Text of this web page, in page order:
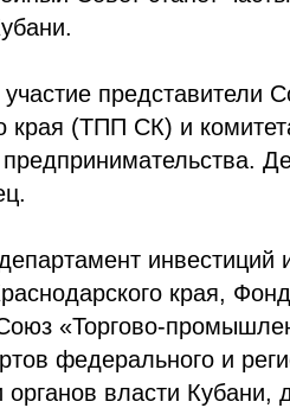
представители
края (ТПП СК) и
инвестиций
края,
«Торгово-
федерального и
власти Кубани,